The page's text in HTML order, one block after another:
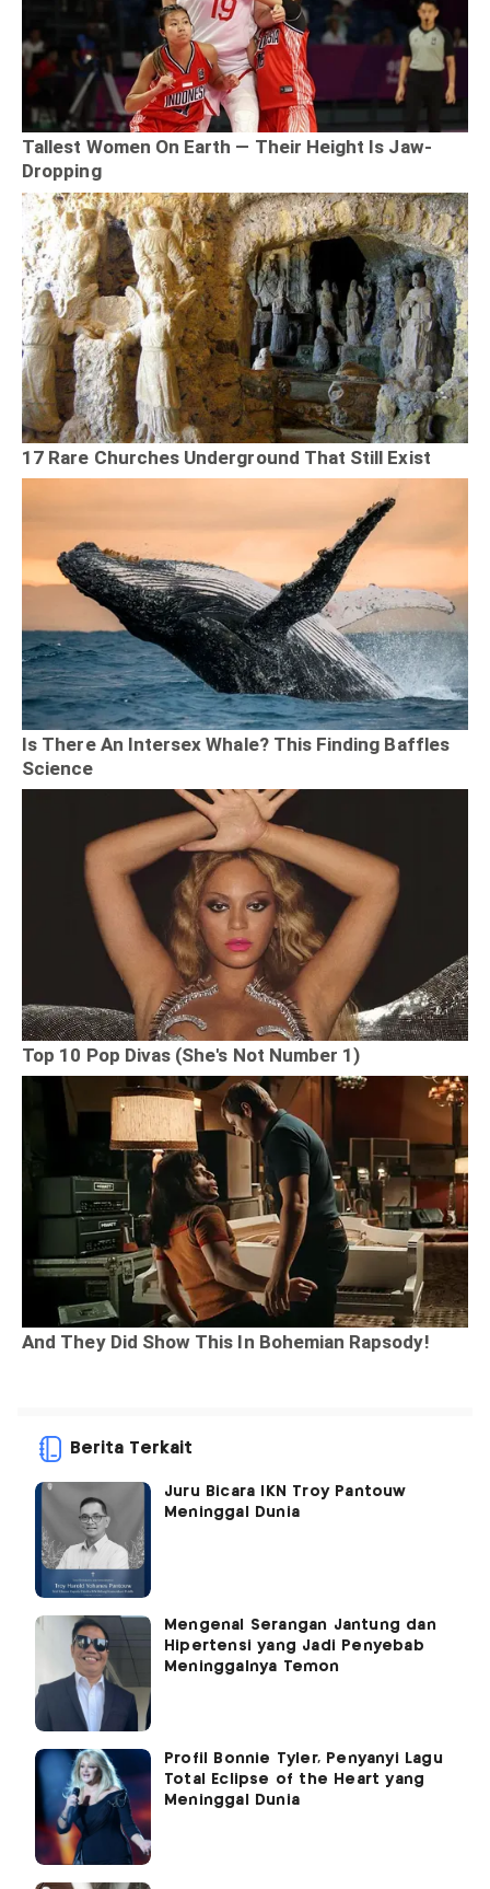
Berita Terkait
Juru Bicara IKN Troy Pantouw
Meninggal Dunia
Mengenal Serangan Jantung dan
Hipertensi yang Jadi Penyebab
Meninggalnya Temon
Profil Bonnie Tyler, Penyanyi Lagu
Total Eclipse of the Heart yang
Meninggal Dunia